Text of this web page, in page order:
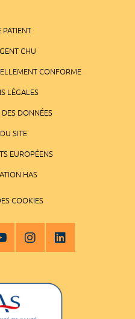
PATIENT
CHU
CONFORME
LÉGALES
DONNÉES
SITE
EUROPÉENS
HAS
COOKIES